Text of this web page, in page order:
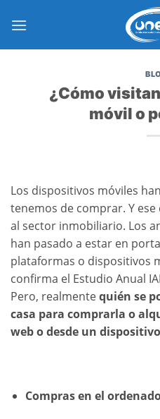
¿Cómo
móvil o
Los dispositivos móviles
tenemos de comprar. Y
al sector inmobiliario. Los
han pasado a estar en
plataformas o dispositivos
confirma el Estudio Anual
Pero, realmentequién se
casa para comprarla o
web o desde un
Compras en el